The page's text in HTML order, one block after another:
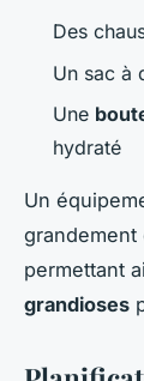
Des
Un sac à
Une
hydraté
Un
grandement
permettant
grandioses